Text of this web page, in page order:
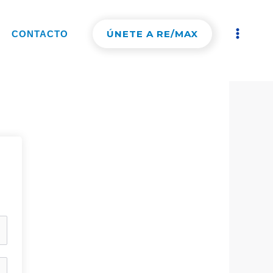
CONTACTO ÚNETE A RE/MAX